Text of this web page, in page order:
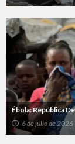
Ébola: República
6 de julio de 2026